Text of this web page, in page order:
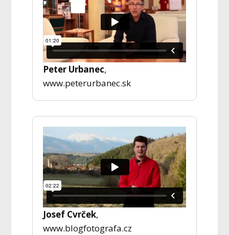
Peter Urbanec,
www.peterurbanec.sk
Josef Cvrček,
www.blogfotografa.cz